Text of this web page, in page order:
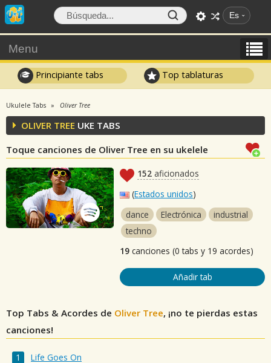
Es
Menu
Principiante tabs Top tablaturas
Ukulele Tabs Oliver Tree
OLIVER TREE UKE TABS
Toque canciones de Oliver Tree en su ukelele
152 aficionados
(Estados unidos)
dance
Electrónica
industrial
techno
19 canciones (0 tabs y 19 acordes)
Añadir tab
Top Tabs & Acordes de Oliver Tree, ¡no te pierdas estas
canciones!
Life Goes On